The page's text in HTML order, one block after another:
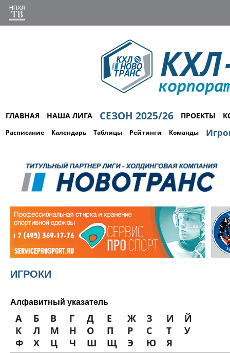
ГЛАВНАЯ НАША ЛИГА СЕЗОН 2025/26 ПРОЕКТЫ
Расписание Календарь Таблицы Рейтинги Команды
ИГРОКИ
Алфавитный указатель
А Б В Г Д Е Ж З И
Й
К
Л М Н О П Р С Т
У
Ф
Х Ц Ч Ш Щ Э Ю Я